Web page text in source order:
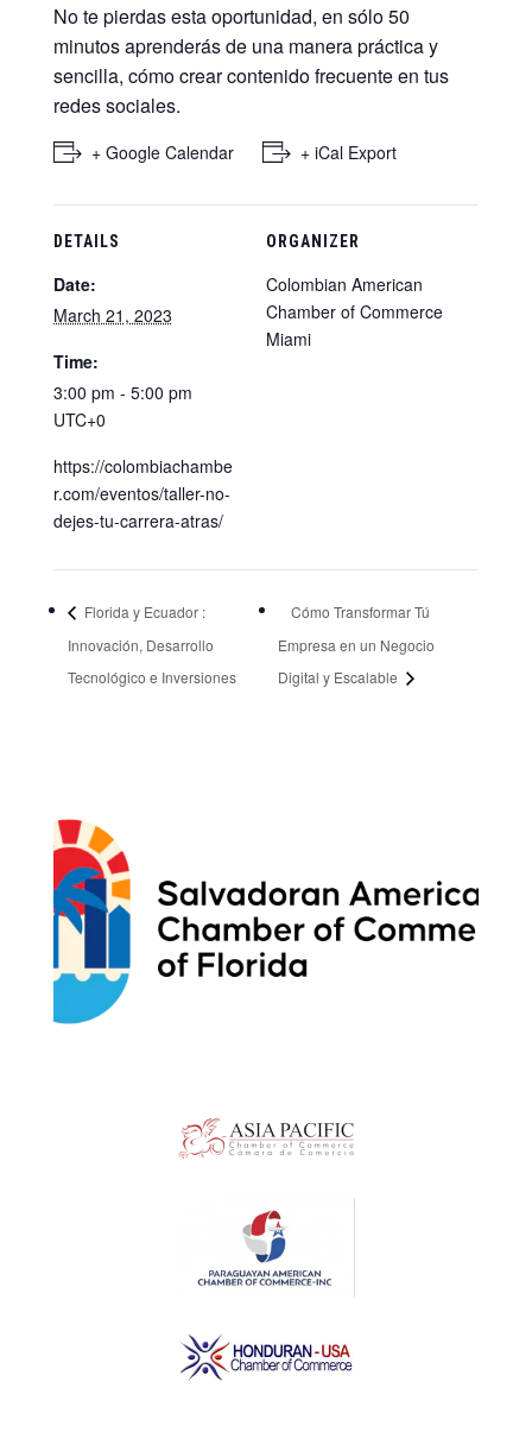
No te pierdas esta oportunidad, en sólo 50
minutos aprenderás de una manera práctica y
sencilla, cómo crear contenido frecuente en tus
redes sociales.
+ Google Calendar + iCal Export
DETAILS
Date:
March 21, 2023
Time:
3:00 pm - 5:00 pm
UTC+0
https://colombiachambe
r.com/eventos/taller-no-
dejes-tu-carrera-atras/
ORGANIZER
Colombian American
Chamber of Commerce
Miami
Florida y Ecuador :
Innovación, Desarrollo
Tecnológico e Inversiones
Cómo Transformar Tú
Empresa en un Negocio
Digital y Escalable